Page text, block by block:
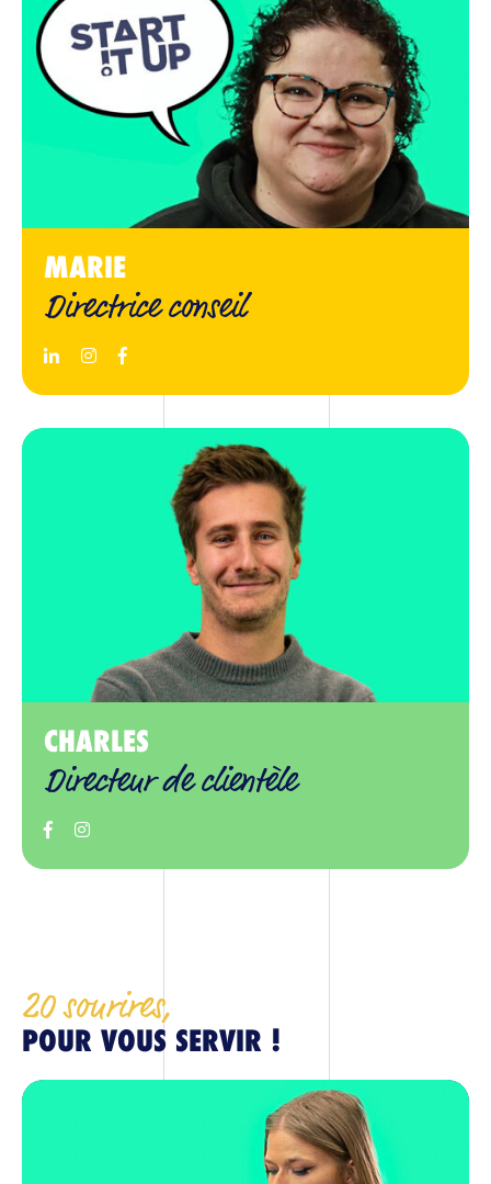
MARIE
Directrice conseil
CHARLES
Directeur de clientèle
20 sourires,
POUR VOUS SERVIR !